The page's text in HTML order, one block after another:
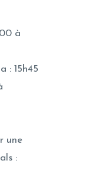
à
: 15h45
une
: